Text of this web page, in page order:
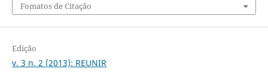
Fomatos de Citação
Edição
v. 3 n. 2 (2013): REUNIR